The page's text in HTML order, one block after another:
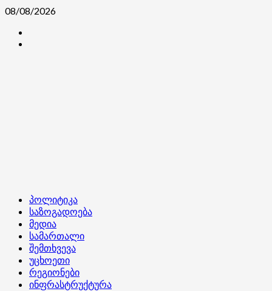
Skip
content
08/08/2026
Primary
Menu
პოლიტიკა
საზოგადოება
მედია
სამართალი
შემთხვევა
უცხოეთი
რეგიონები
ინფრასტრუქტურა